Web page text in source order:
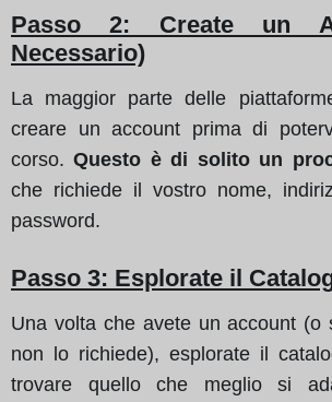
Passo 2: Create un
Necessario)
La maggior parte delle
creare un account prima di
corso.Questo è di solito un
che richiede il vostro nome,
password.
Passo 3: Esplorate il
Una volta che avete un account (o
non lo richiede), esplorate il
trovare quello che meglio si